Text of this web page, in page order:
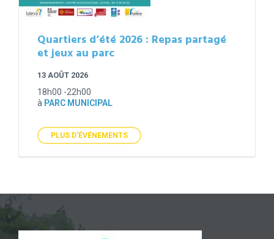
Quartiers d’été 2026 : Repas partagé
et jeux au parc
13 AOÛT 2026
18h00 -22h00
à PARC MUNICIPAL
PLUS D'ÉVÉNEMENTS